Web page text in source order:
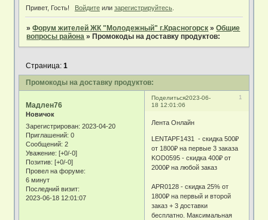
Привет, Гость! Войдитеили зарегистрируйтесь.
»Форум жителей ЖК "Молодежный" г.Красногорск »Общие
вопросы района » Промокоды на доставку продуктов:
Промокоды на доставку продуктов:
Страница:1
Поделиться 1
2023-06-
18 12:01:06
Мадлен76
Новичок
Зарегистрирован: 2023-04-20
Приглашений: 0
Сообщений: 2
Уважение: [+0/-0]
Позитив: [+0/-0]
Провел на форуме:
6 минут
Последний визит:
2023-06-18 12:01:07
Лента Онлайн
LENTAPF1431 - скидка 500₽
от 1800₽ на первые 3 заказа
KOD0595 - скидка 400₽ от
2000₽ на любой заказ
APR0128 - скидка 25% от
1800₽ на первый и второй
заказ + 3 доставки
бесплатно. Максимальная